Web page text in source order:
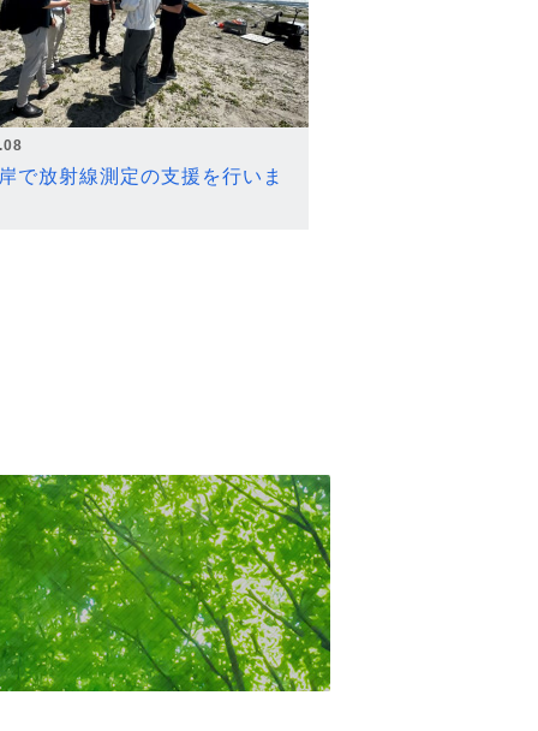
で放射線測定の支援を行いま